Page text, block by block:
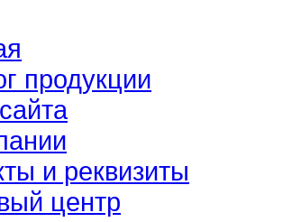
продукции
и реквизиты
центр